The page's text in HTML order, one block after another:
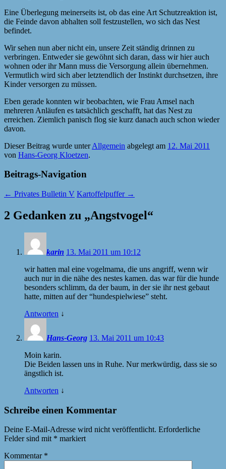
Eine Überlegung meinerseits ist, ob das eine Art Schutzreaktion ist,
die Feinde davon abhalten soll festzustellen, wo sich das Nest
befindet.
Wir sehen nun aber nicht ein, unsere Zeit ständig drinnen zu
verbringen. Entweder sie gewöhnt sich daran, dass wir hier auch
wohnen oder ihr Mann muss die Versorgung allein übernehmen.
Vermutlich wird sich aber letztendlich der Instinkt durchsetzen, ihre
Kinder versorgen zu müssen.
Eben gerade konnten wir beobachten, wie Frau Amsel nach
mehreren Anläufen es tatsächlich geschafft, hat das Nest zu
erreichen. Ziemlich panisch flog sie kurz danach auch schon wieder
davon.
Dieser Beitrag wurde unterAllgemein abgelegt am 12. Mai 2011
von Hans-Georg Kloetzen.
Beitrags-Navigation
← Privates Bulletin V Kartoffelpuffer →
2 Gedanken zu „Angstvogel“
karin 13. Mai 2011 um 10:12
wir hatten mal eine vogelmama, die uns angriff, wenn wir
auch nur in die nähe des nestes kamen. das war für die hunde
besonders schlimm, da der baum, in der sie ihr nest gebaut
hatte, mitten auf der “hundespielwiese” steht.
Antworten ↓
Hans-Georg 13. Mai 2011 um 10:43
Moin karin.
Die Beiden lassen uns in Ruhe. Nur merkwürdig, dass sie so
ängstlich ist.
Antworten ↓
Schreibe einen Kommentar
Deine E-Mail-Adresse wird nicht veröffentlicht. Erforderliche
Felder sind mit * markiert
Kommentar *